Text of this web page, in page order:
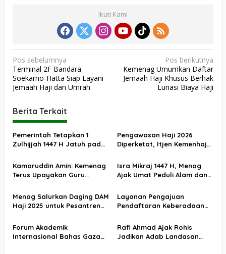
Ikuti Kami
N
a
v
g
a
s
p
s
Pos sebelumnya
Terminal 2F Bandara
Soekarno-Hatta Siap Layani
Jemaah Haji dan Umrah
Pos berikutnya
Kemenag Umumkan Daftar
Jemaah Haji Khusus Berhak
Lunasi Biaya Haji
Berita Terkait
Pemerintah Tetapkan 1
Zulhijjah 1447 H Jatuh pada
Pengawasan Haji 2026
Diperketat, Itjen Kemenhaj
Kemenag
Kamaruddin Amin: Kemenag
Terus Upayakan Guru
Diangkat PPPK
Isra Mikraj 1447 H, Menag
Ajak Umat Peduli Alam dan
Menag Salurkan Daging DAM
Haji 2025 untuk Pesantren
Layanan Pengajuan
Pendaftaran Keberadaan
Januari 2026
Forum Akademik
Internasional Bahas Gaza
Rafi Ahmad Ajak Rohis
Jadikan Adab Landasan